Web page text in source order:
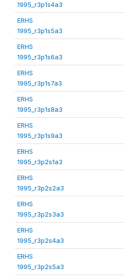
1995_r3p1s4a3
ERHS
1995_r3p1s5a3
ERHS
1995_r3p1s6a3
ERHS
1995_r3p1s7a3
ERHS
1995_r3p1s8a3
ERHS
1995_r3p1s9a3
ERHS
1995_r3p2s1a3
ERHS
1995_r3p2s2a3
ERHS
1995_r3p2s3a3
ERHS
1995_r3p2s4a3
ERHS
1995_r3p2s5a3